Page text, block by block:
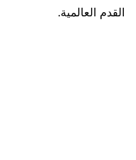
القدم العالمية.